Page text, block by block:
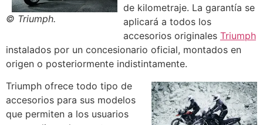
© Triumph.
de kilometraje. La garantía se
aplicará a todos los
accesorios originales Triumph
instalados por un concesionario oficial, montados en
origen o posteriormente indistintamente.
Triumph ofrece todo tipo de
accesorios para sus modelos
que permiten a los usuarios